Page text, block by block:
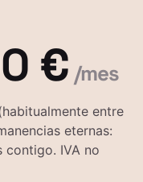
€ /mes
entre
eternas:
contigo. IVA no